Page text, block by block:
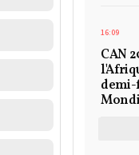
16:09
CAN